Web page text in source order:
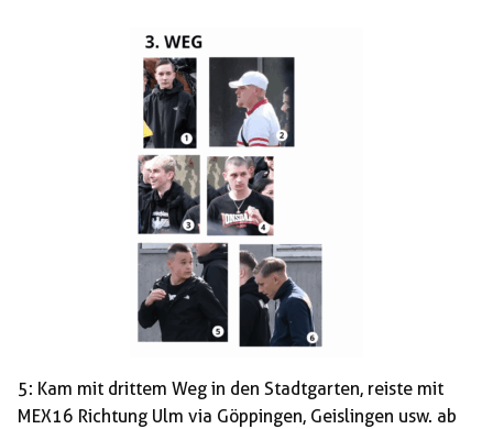
5: Kam mit drittem Weg in den Stadtgarten, reiste mit
MEX16 Richtung Ulm via Göppingen, Geislingen usw. ab